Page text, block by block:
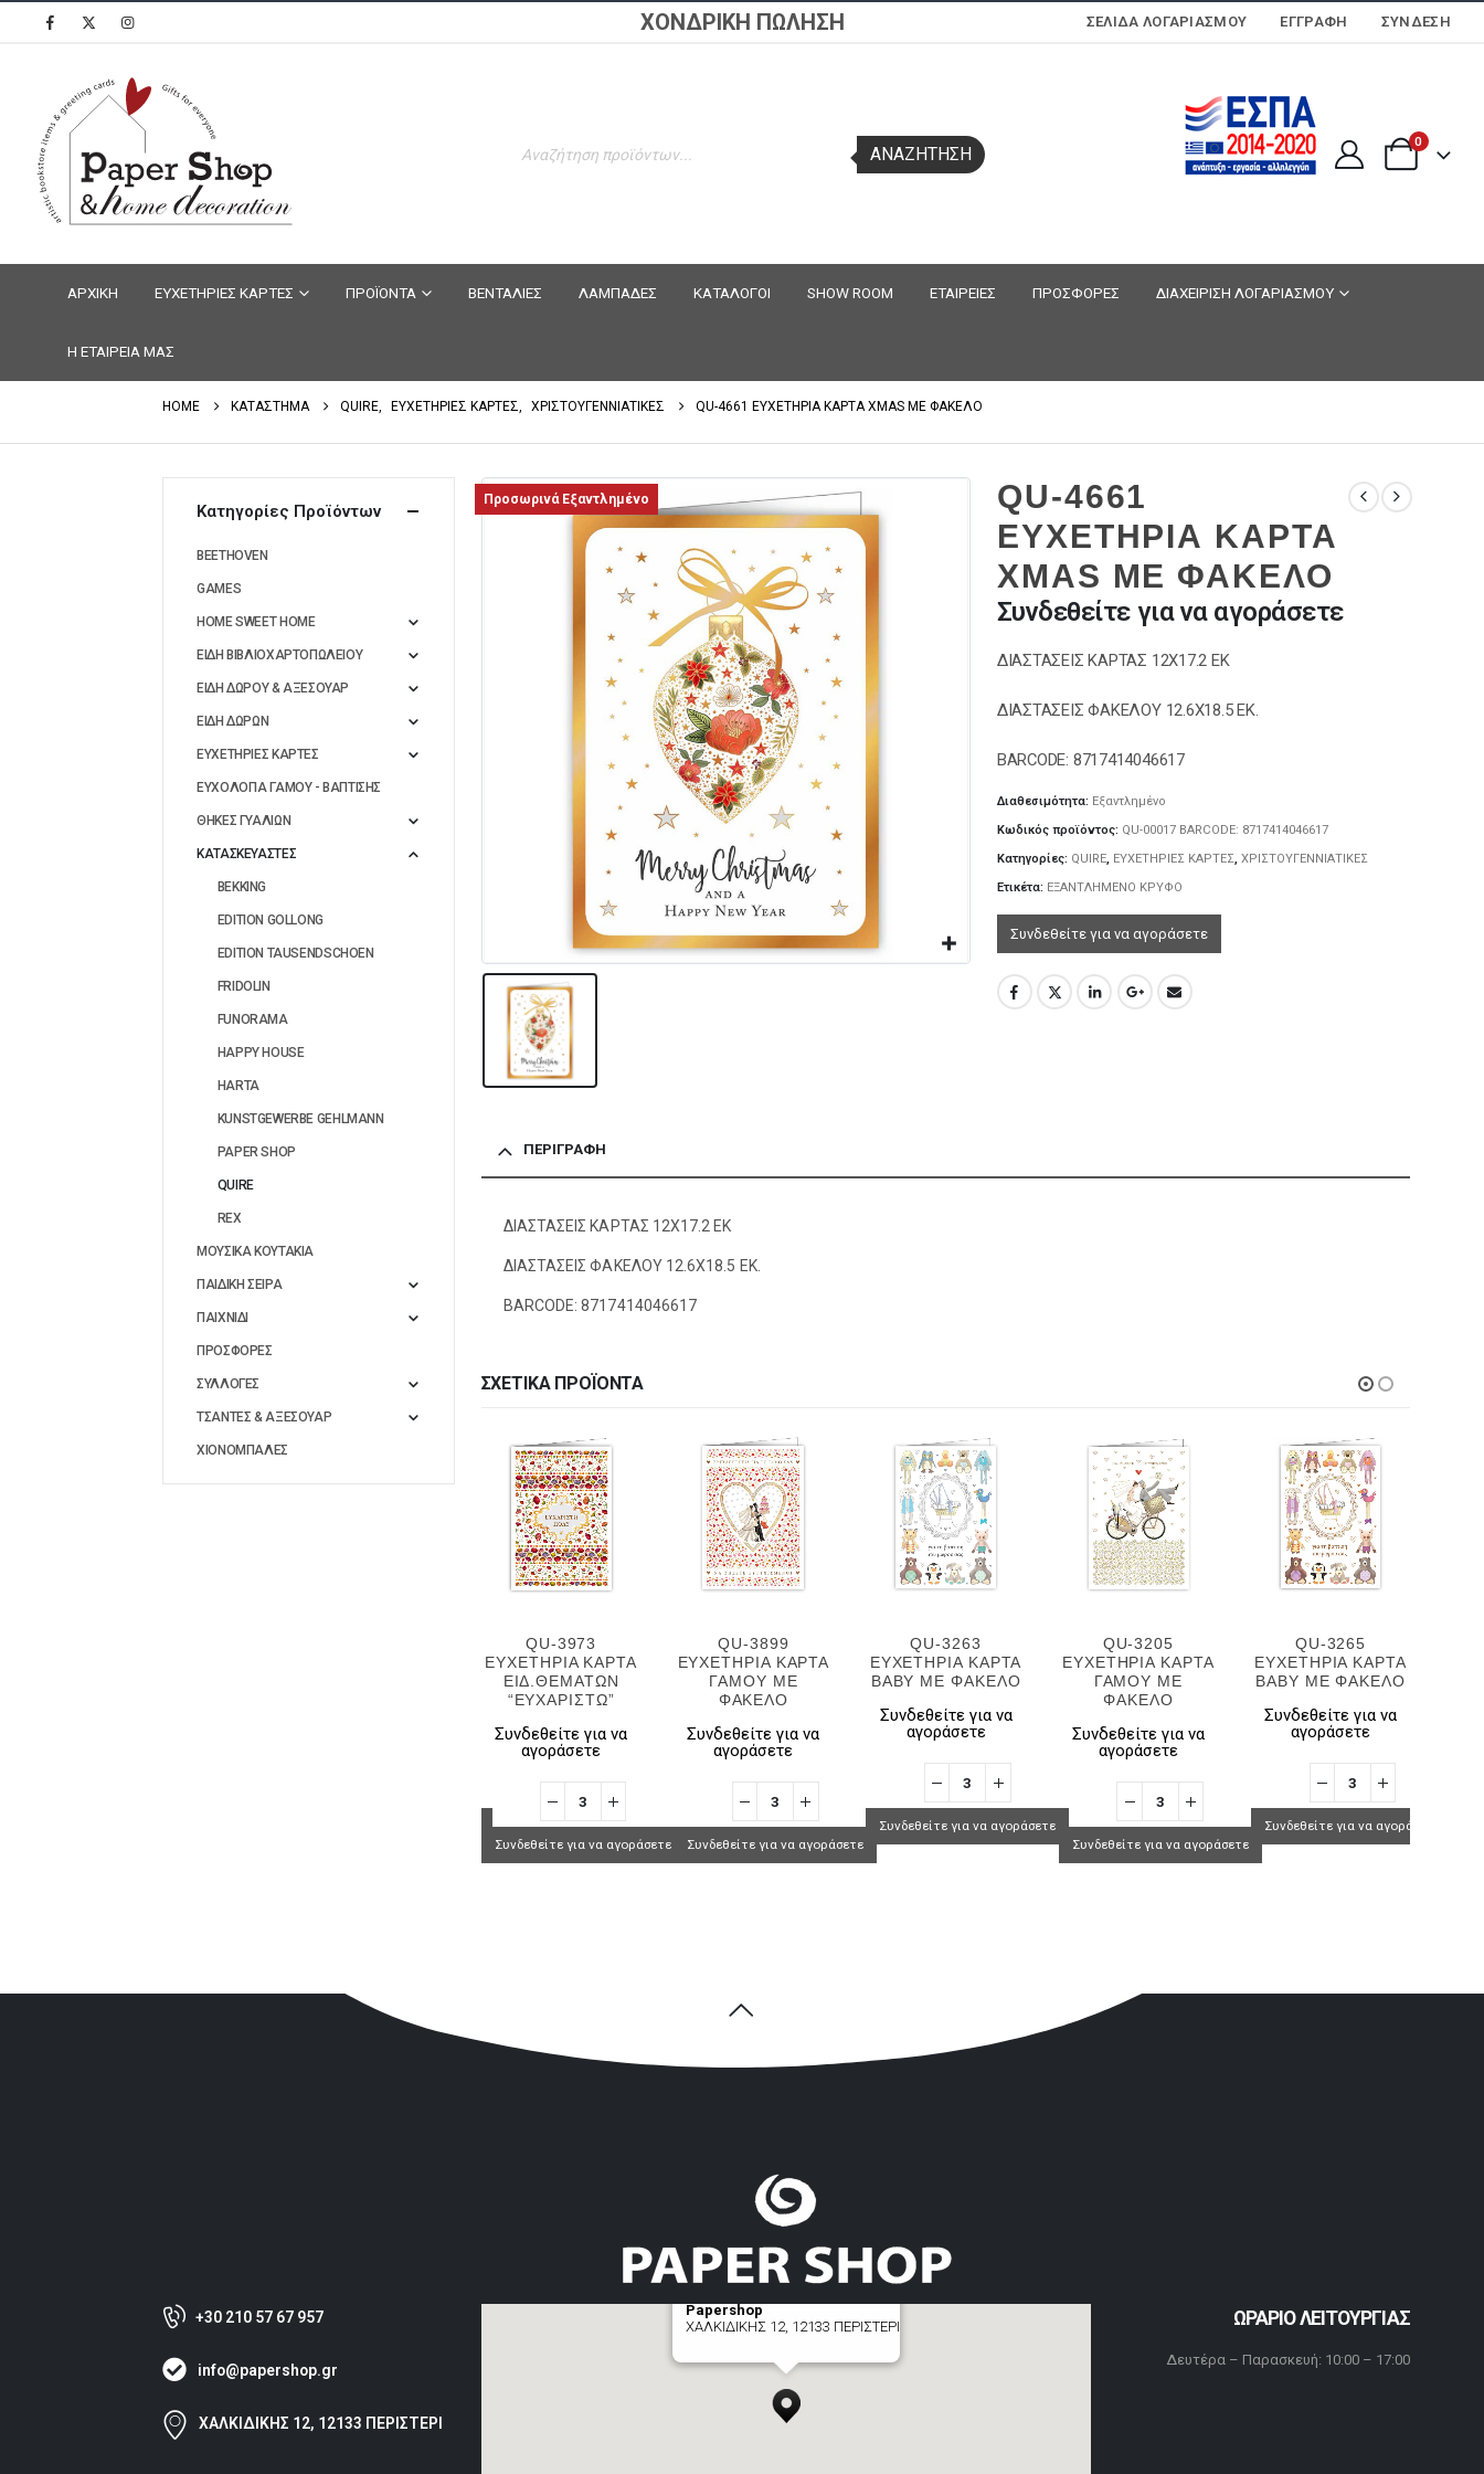
ΧΟΝΔΡΙΚΗ ΠΩΛΗΣΗ ΣΕΛΊΔΑ ΛΟΓΑΡΙΑΣΜΟΎ ΕΓΓΡΑΦΗ ΣΎΝΔΕΣΗ
search
ΑΝΑΖΉΤΗΣΗ
0
ΑΡΧΙΚΗ ΕΥΧΕΤΗΡΙΕΣ ΚΑΡΤΕΣ ΠΡΟΪΟΝΤΑ ΒΕΝΤΑΛΙΕΣ ΛΑΜΠΑΔΕΣ ΚΑΤΑΛΟΓΟΙ SHOW ROOM ΕΤΑΙΡΕΙΕΣ ΠΡΟΣΦΟΡΕΣ ΔΙΑΧΕΙΡΙΣΗ ΛΟΓΑΡΙΑΣΜΟΥ
Η ΕΤΑΙΡΕΙΑ ΜΑΣ
HOME ΚΑΤΑΣΤΗΜΑ QUIRE, ΕΥΧΕΤΗΡΙΕΣ ΚΑΡΤΕΣ, ΧΡΙΣΤΟΥΓΕΝΝΙΑΤΙΚΕΣ QU-4661 ΕΥΧΕΤΗΡΙΑ ΚΑΡΤΑ XMAS ΜΕ ΦΑΚΕΛΟ
Προσωρινά Εξαντλημένο
QU-4661
ΕΥΧΕΤΗΡΙΑ ΚΑΡΤΑ
XMAS ΜΕ ΦΑΚΕΛΟ
Συνδεθείτε για να αγοράσετε
ΔΙΑΣΤΑΣΕΙΣ ΚΑΡΤΑΣ 12Χ17.2 ΕΚ
ΔΙΑΣΤΑΣΕΙΣ ΦΑΚΕΛΟΥ 12.6Χ18.5 ΕΚ.
BARCODE: 8717414046617
Διαθεσιμότητα: Εξαντλημένο
Κωδικός προϊόντος: QU-00017 BARCODE: 8717414046617
Κατηγορίες: QUIRE, ΕΥΧΕΤΗΡΙΕΣ ΚΑΡΤΕΣ ΧΡΙΣΤΟΥΓΕΝΝΙΑΤΙΚΕΣ
Ετικέτα: ΕΞΑΝΤΛΗΜΕΝΟ ΚΡΥΦΟ
Συνδεθείτε για να αγοράσετε
ΠΕΡΙΓΡΑΦΉ
ΔΙΑΣΤΑΣΕΙΣ ΚΑΡΤΑΣ 12Χ17.2 ΕΚ
ΔΙΑΣΤΑΣΕΙΣ ΦΑΚΕΛΟΥ 12.6Χ18.5 ΕΚ.
BARCODE: 8717414046617
ΣΧΕΤΙΚΆ ΠΡΟΪΌΝΤΑ
QU-3973
ΕΥΧΕΤΗΡΙΑ ΚΑΡΤΑ
ΕΙΔ.ΘΕΜΑΤΩΝ
“ΕΥΧΑΡΙΣΤΩ”
Συνδεθείτε για να
αγοράσετε
Συνδεθείτε για να αγοράσετε
QU-3899
ΕΥΧΕΤΗΡΙΑ ΚΑΡΤΑ
ΓΑΜΟΥ ΜΕ
ΦΑΚΕΛΟ
Συνδεθείτε για να
αγοράσετε
Συνδεθείτε για να αγοράσετε
QU-3263
ΕΥΧΕΤΗΡΙΑ ΚΑΡΤΑ
BABY ΜΕ ΦΑΚΕΛΟ
Συνδεθείτε για να
αγοράσετε
Συνδεθείτε για να αγοράσετε
QU-3205
ΕΥΧΕΤΗΡΙΑ ΚΑΡΤΑ
ΓΑΜΟΥ ΜΕ
ΦΑΚΕΛΟ
Συνδεθείτε για να
αγοράσετε
Συνδεθείτε για να αγοράσετε
QU-3265
ΕΥΧΕΤΗΡΙΑ ΚΑΡΤΑ
BABY ΜΕ ΦΑΚΕΛΟ
Συνδεθείτε για να
αγοράσετε
Συνδεθείτε για να αγοράσετε
Κατηγορίες Προϊόντων
BEETHOVEN
GAMES
HOME SWEET HOME
ΕΙΔΗ ΒΙΒΛΙΟΧΑΡΤΟΠΩΛΕΙΟΥ
ΕΙΔΗ ΔΩΡΟΥ & ΑΞΕΣΟΥΑΡ
ΕΙΔΗ ΔΩΡΩΝ
ΕΥΧΕΤΗΡΙΕΣ ΚΑΡΤΕΣ
ΕΥΧΟΛΟΓΙΑ ΓΑΜΟΥ - ΒΑΠΤΙΣΗΣ
ΘΗΚΕΣ ΓΥΑΛΙΩΝ
ΚΑΤΑΣΚΕΥΑΣΤΕΣ
BEKKING
EDITION GOLLONG
EDITION TAUSENDSCHOEN
FRIDOLIN
FUNORAMA
HAPPY HOUSE
HARTA
KUNSTGEWERBE GEHLMANN
PAPER SHOP
QUIRE
REX
ΜΟΥΣΙΚΑ ΚΟΥΤΑΚΙΑ
ΠΑΙΔΙΚΗ ΣΕΙΡΑ
ΠΑΙΧΝΙΔΙ
ΠΡΟΣΦΟΡΕΣ
ΣΥΛΛΟΓΕΣ
ΤΣΑΝΤΕΣ & ΑΞΕΣΟΥΑΡ
ΧΙΟΝΟΜΠΑΛΕΣ
+30 210 57 67 957
info@papershop.gr
ΧΑΛΚΙΔΙΚΗΣ 12, 12133 ΠΕΡΙΣΤΕΡΙ
Papershop
ΧΑΛΚΙΔΙΚΗΣ 12, 12133 ΠΕΡΙΣΤΕΡΙ
ΩΡΑΡΙΟ ΛΕΙΤΟΥΡΓΙΑΣ
Δευτέρα – Παρασκευή: 10:00 – 17:00